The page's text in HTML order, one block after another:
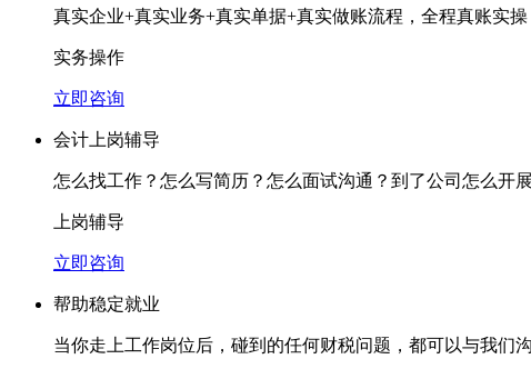
真实企业+真实业务+真实单据+真实做账流程，全程真账实
实务操作
立即咨询
会计上岗辅导
怎么找工作？怎么写简历？怎么面试沟通？到了公司怎么开
上岗辅导
立即咨询
帮助稳定就业
当你走上工作岗位后，碰到的任何财税问题，都可以与我们